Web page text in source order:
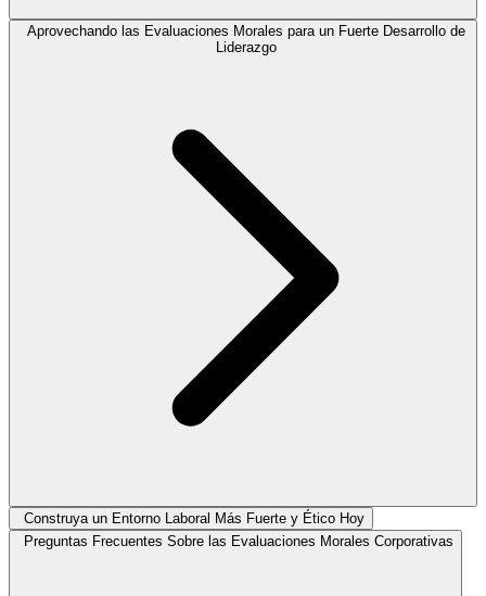
Aprovechando las Evaluaciones Morales para un Fuerte Desarrollo de
Liderazgo
Construya un Entorno Laboral Más Fuerte y Ético Hoy
Preguntas Frecuentes Sobre las Evaluaciones Morales Corporativas